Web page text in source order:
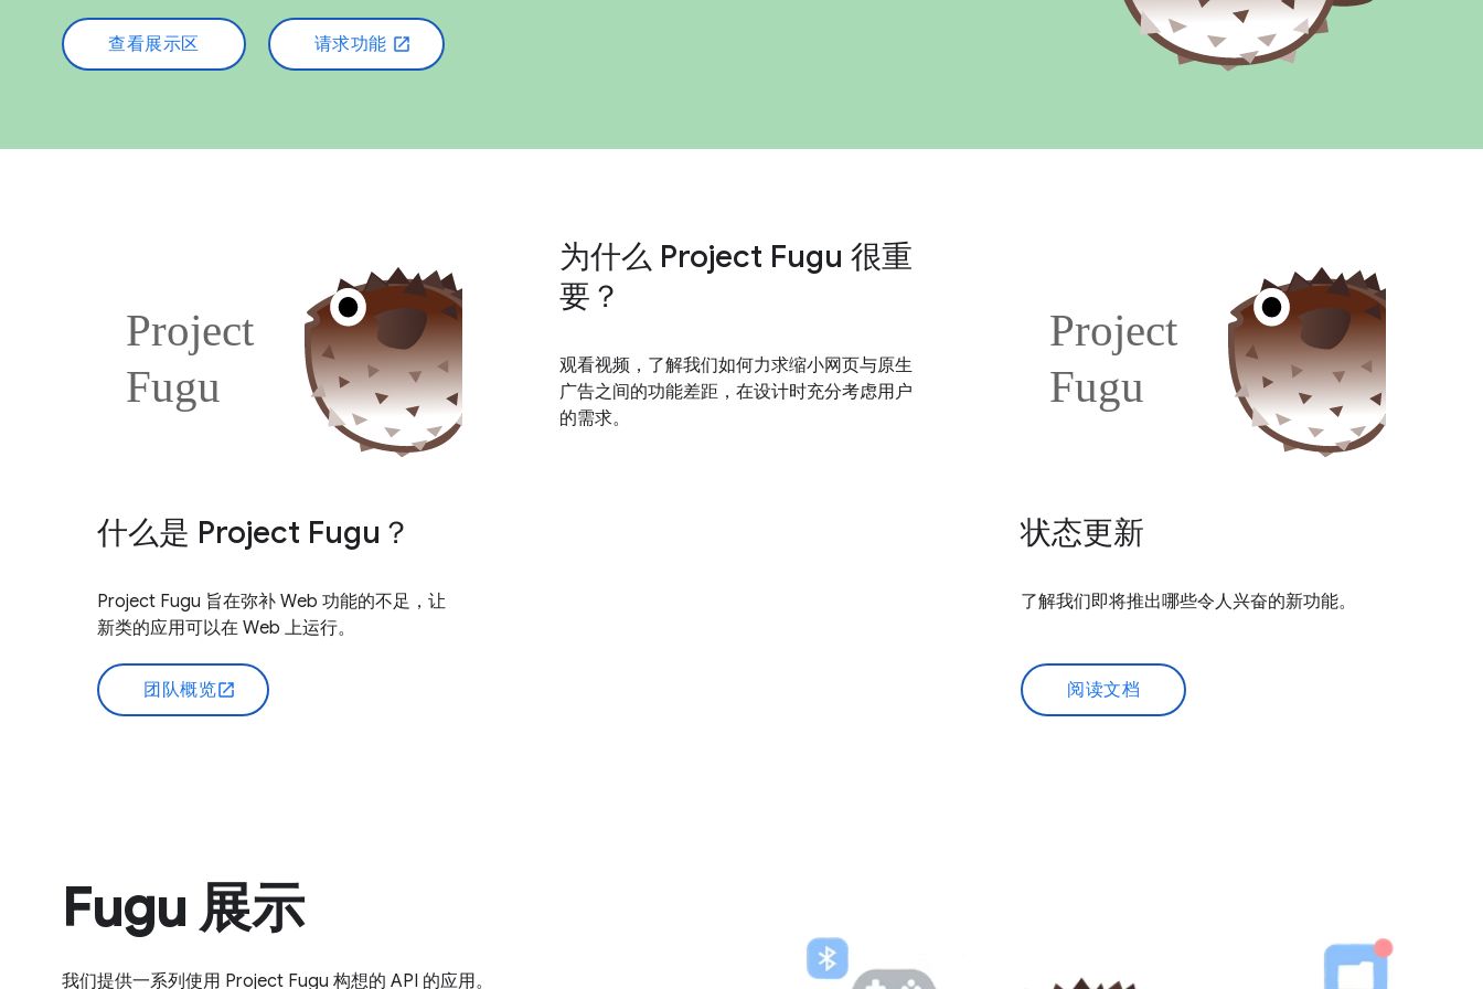
查看展示区 请求功能 open_in_new
什么是 Project Fugu？
Project Fugu 旨在弥补 Web 功能的不足，让
新类的应用可以在 Web 上运行。
团队概览open_in_new
为什么 Project Fugu 很重
要？
观看视频，了解我们如何力求缩小网页与原生
广告之间的功能差距，在设计时充分考虑用户
的需求。
状态更新
了解我们即将推出哪些令人兴奋的新功能。
阅读文档
Fugu 展示
我们提供一系列使用 Project Fugu 构想的 API 的应用。